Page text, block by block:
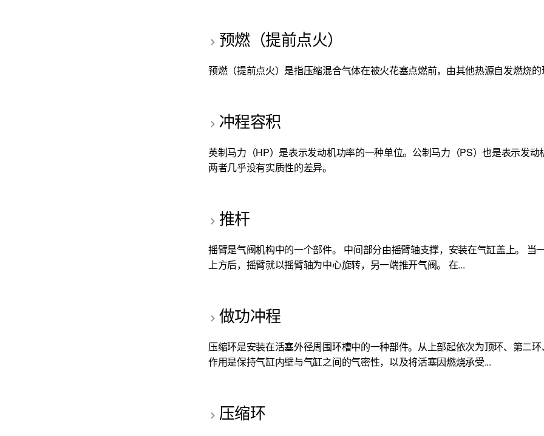
预燃（提前点火）
预燃（提前点火）是指压缩混合气体在被火花塞点燃前，由其他热源自发燃烧的
冲程容积
英制马力（HP）是表示发动机功率的一种单位。公制马力（PS）也是表示发动
两者几乎没有实质性的差异。
推杆
摇臂是气阀机构中的一个部件。 中间部分由摇臂轴支撑，安装在气缸盖上。 当
上方后，摇臂就以摇臂轴为中心旋转，另一端推开气阀。 在...
做功冲程
压缩环是安装在活塞外径周围环槽中的一种部件。从上部起依次为顶环、第二
作用是保持气缸内壁与气缸之间的气密性，以及将活塞因燃烧承受...
压缩环